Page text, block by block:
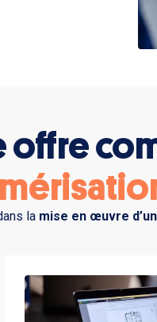
offre
la mise en œuvre